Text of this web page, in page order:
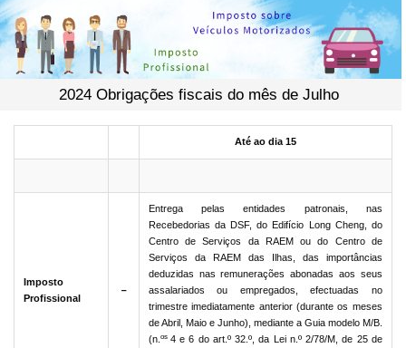
2024 Obrigações fiscais do mês de Julho
Até ao dia 15
Imposto
Profissional
－
Entrega pelas entidades patronais, nas
Recebedorias da DSF, do Edifício Long Cheng, do
Centro de Serviços da RAEM ou do Centro de
Serviços da RAEM das Ilhas, das importâncias
deduzidas nas remunerações abonadas aos seus
assalariados ou empregados, efectuadas no
trimestre imediatamente anterior (durante os meses
de Abril, Maio e Junho), mediante a Guia modelo M/B.
(n. os 4 e 6 do art.º 32.º, da Lei n.º 2/78/M, de 25 de